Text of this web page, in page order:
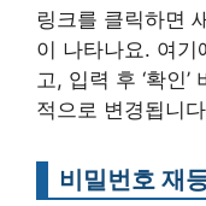
링크를 클릭하면
이 나타나요. 여기
고, 입력 후 ‘확인
적으로 변경됩니
비밀번호 재